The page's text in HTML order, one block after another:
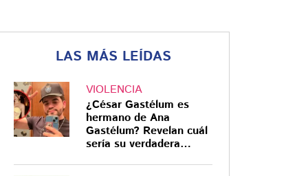
LAS MÁS LEÍDAS
VIOLENCIA
¿César Gastélum es
hermano de Ana
Gastélum? Revelan cuál
sería su verdadera